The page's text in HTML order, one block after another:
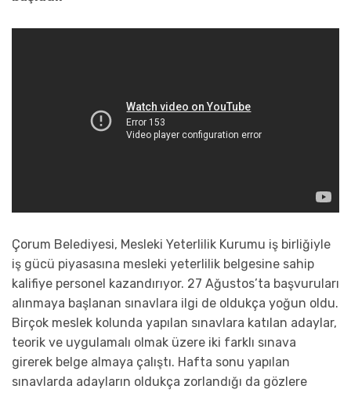
Çorum Belediyesi, Mesleki Yeterlilik Kurumu iş birliğiyle
iş gücü piyasasına mesleki yeterlilik belgesine sahip
kalifiye personel kazandırıyor. 27 Ağustos’ta başvuruları
alınmaya başlanan sınavlara ilgi de oldukça yoğun oldu.
Birçok meslek kolunda yapılan sınavlara katılan adaylar,
teorik ve uygulamalı olmak üzere iki farklı sınava
girerek belge almaya çalıştı. Hafta sonu yapılan
sınavlarda adayların oldukça zorlandığı da gözlere